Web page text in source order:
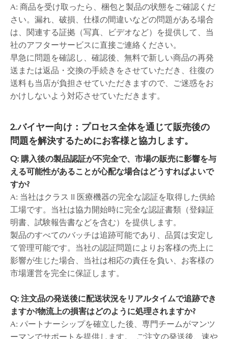
A: 商品を受け取ったら、梱包と製品の状態をご確認くだ
さい。漏れ、破損、仕様の間違いなどの問題がある場合
は、関連する証拠（写真、ビデオなど）を提供して、当
社のアフターサービスに直接ご連絡ください。
早急に問題を確認し、確認後、無料で新しい商品の再発
送または返品・交換の手続きをさせていただき、往復の
送料も当店が負担させていただきますので、ご迷惑をお
かけしないよう対応させていただきます。
2.バイヤー向け：プロセス全体を通じて販売後の
問題を解決するためにお客様と協力します。
Q: 購入後の製品認証が不完全で、市場の販売に影響を与
える可能性があることが心配な場合はどうすればよいで
すか?
A: 当社はクラス II 医療機器の完全な認証を取得した供給
工場です。当社は協力開始時に完全な認証書類（登録証
明書、試験報告書などを含む）を提供します。
製品のすべてのバッチは追跡可能であり、品質は安定し
て管理可能です。当社の認証問題によりお客様の売上に
影響が生じた場合、当社は相応の責任を負い、お客様の
市場運営を完全に保証します。
Q: 注文品の発送後に配送状況をリアルタイムで追跡でき
ますか?物流上の損害はどのように処理されますか?
A: パートナーシップを確立した後、専門チームがマンツ
ーマンでサポートを提供します。 ご注文の発送後、速や